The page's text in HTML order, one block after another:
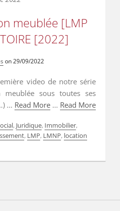
meublée [LMP
[2022]
on29/09/2022
video de notre série
sous toutes ses
… Read More … Read More
, Juridique, Immobilier,
, LMP, LMNP, location